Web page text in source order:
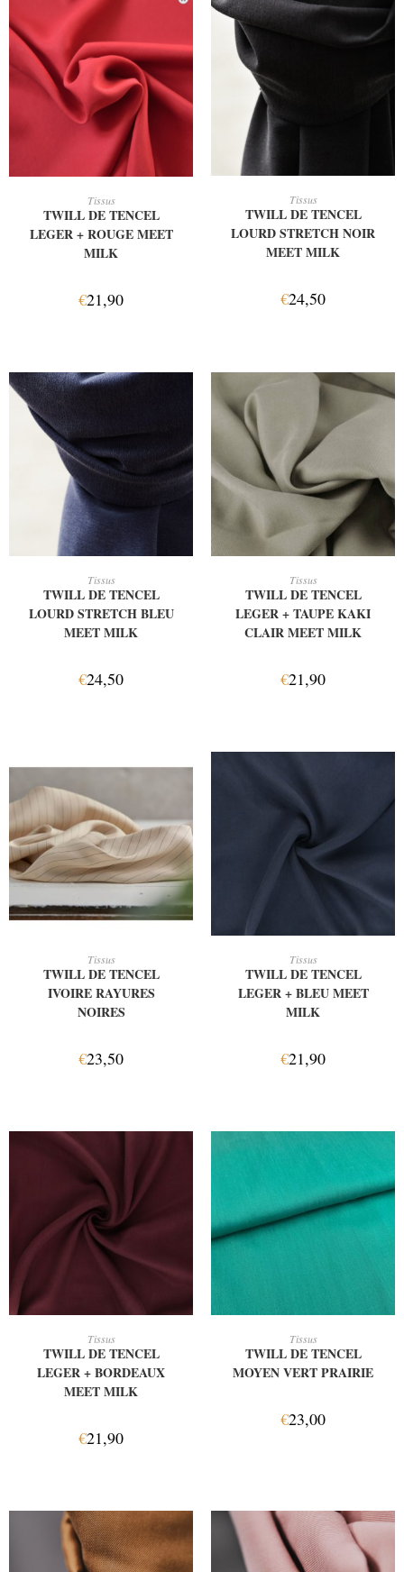
Tissus
TWILL DE TENCEL
LEGER + ROUGE MEET
MILK
€21,90
AJOUTER AU PANIER
Tissus
TWILL DE TENCEL
LOURD STRETCH NOIR
MEET MILK
€24,50
Tissus
TWILL DE TENCEL
LOURD STRETCH BLEU
MEET MILK
€24,50
Tissus
TWILL DE TENCEL
LEGER + TAUPE KAKI
CLAIR MEET MILK
€21,90
Tissus
TWILL DE TENCEL
IVOIRE RAYURES
NOIRES
€23,50
Tissus
TWILL DE TENCEL
LEGER + BLEU MEET
MILK
€21,90
Tissus
TWILL DE TENCEL
LEGER + BORDEAUX
MEET MILK
€21,90
Tissus
TWILL DE TENCEL
MOYEN VERT PRAIRIE
€23,00